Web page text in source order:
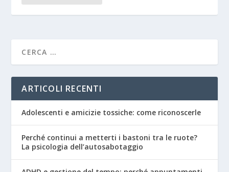
ARTICOLI RECENTI
Adolescenti e amicizie tossiche: come riconoscerle
Perché continui a metterti i bastoni tra le ruote?
La psicologia dell’autosabotaggio